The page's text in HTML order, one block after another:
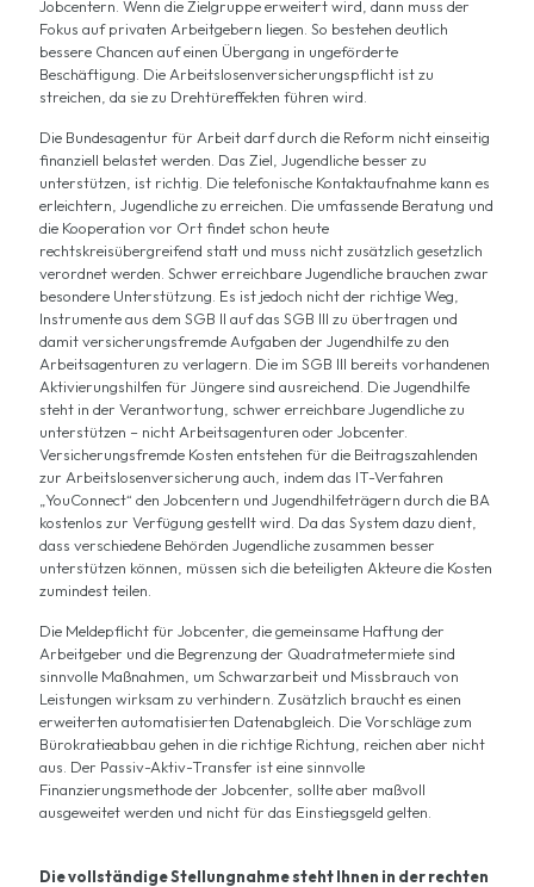
Jobcentern. Wenn die Zielgruppe erweitert wird, dann muss der
Fokus auf privaten Arbeitgebern liegen. So bestehen deutlich
bessere Chancen auf einen Übergang in ungeförderte
Beschäftigung. Die Arbeitslosenversicherungspflicht ist zu
streichen, da sie zu Drehtüreffekten führen wird.
Die Bundesagentur für Arbeit darf durch die Reform nicht einseitig
finanziell belastet werden. Das Ziel, Jugendliche besser zu
unterstützen, ist richtig. Die telefonische Kontaktaufnahme kann es
erleichtern, Jugendliche zu erreichen. Die umfassende Beratung und
die Kooperation vor Ort findet schon heute
rechtskreisübergreifend statt und muss nicht zusätzlich gesetzlich
verordnet werden. Schwer erreichbare Jugendliche brauchen zwar
besondere Unterstützung. Es ist jedoch nicht der richtige Weg,
Instrumente aus dem SGB II auf das SGB III zu übertragen und
damit versicherungsfremde Aufgaben der Jugendhilfe zu den
Arbeitsagenturen zu verlagern. Die im SGB III bereits vorhandenen
Aktivierungshilfen für Jüngere sind ausreichend. Die Jugendhilfe
steht in der Verantwortung, schwer erreichbare Jugendliche zu
unterstützen – nicht Arbeitsagenturen oder Jobcenter.
Versicherungsfremde Kosten entstehen für die Beitragszahlenden
zur Arbeitslosenversicherung auch, indem das IT-Verfahren
„YouConnect“ den Jobcentern und Jugendhilfeträgern durch die BA
kostenlos zur Verfügung gestellt wird. Da das System dazu dient,
dass verschiedene Behörden Jugendliche zusammen besser
unterstützen können, müssen sich die beteiligten Akteure die Kosten
zumindest teilen.
Die Meldepflicht für Jobcenter, die gemeinsame Haftung der
Arbeitgeber und die Begrenzung der Quadratmetermiete sind
sinnvolle Maßnahmen, um Schwarzarbeit und Missbrauch von
Leistungen wirksam zu verhindern. Zusätzlich braucht es einen
erweiterten automatisierten Datenabgleich. Die Vorschläge zum
Bürokratieabbau gehen in die richtige Richtung, reichen aber nicht
aus. Der Passiv-Aktiv-Transfer ist eine sinnvolle
Finanzierungsmethode der Jobcenter, sollte aber maßvoll
ausgeweitet werden und nicht für das Einstiegsgeld gelten.
Die vollständige Stellungnahme steht Ihnen in der rechten